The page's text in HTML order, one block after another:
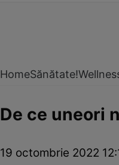
HomeSănătate!
De ce uneori
19 octombrie 2022